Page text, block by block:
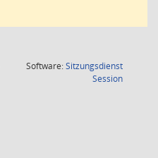
Software:Sitzungsdienst
Session(Wird in